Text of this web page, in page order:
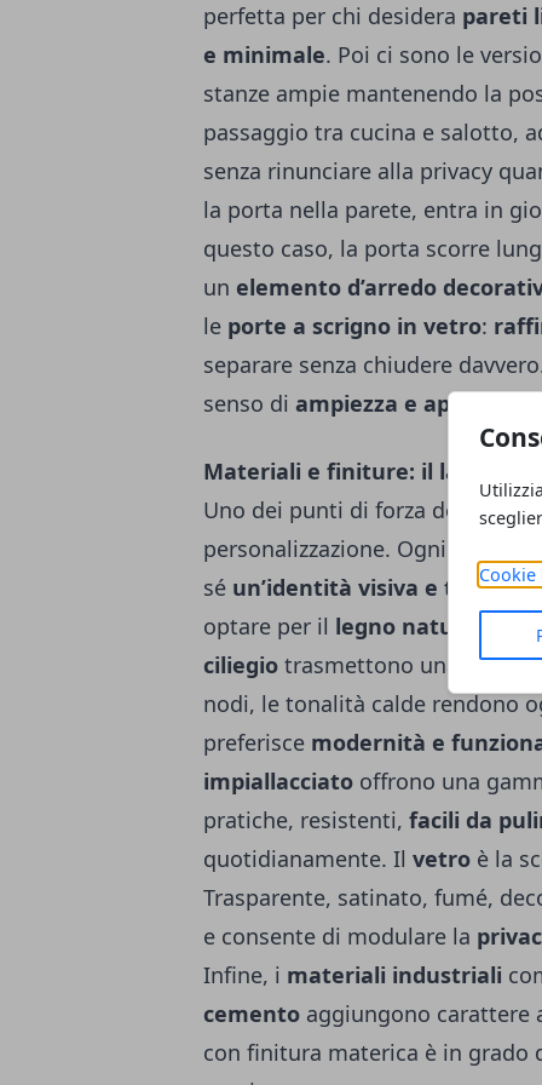
Cookie
perfetta per chi desidera pareti
e minimale. Poi ci sono le
stanze ampie mantenendo la
passaggio tra cucina e salotto,
senza rinunciare alla privacy
la porta nella parete, entra in
questo caso, la porta scorre
un elemento d’arredo
le porte a scrigno in vetro:
separare senza chiudere
senso di ampiezza e apertura
Materiali e finiture: il lato
Uno dei punti di forza delle
personalizzazione. Ogni
sé un’identità visiva e tattile
optare per il legno naturale .
ciliegio trasmettono una
nodi, le tonalità calde rendono
preferisce modernità e
impiallacciato offrono una
pratiche, resistenti, facili da
quotidianamente. Il vetro è la
Trasparente, satinato, fumé,
e consente di modulare la
Infine, i materiali industriali
cemento aggiungono carattere
con finitura materica è in grado